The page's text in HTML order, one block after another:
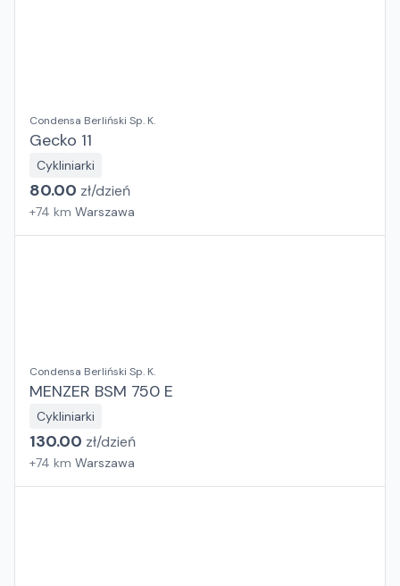
Condensa Berliński Sp. K.
Gecko 11
Cykliniarki
80.00 zł/dzień
+74 km Warszawa
Condensa Berliński Sp. K.
MENZER BSM 750 E
Cykliniarki
130.00 zł/dzień
+74 km Warszawa